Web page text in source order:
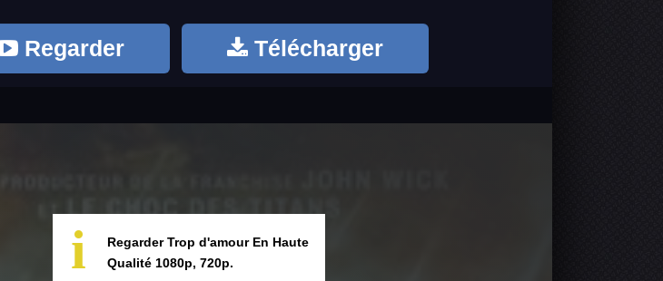
Regarder Télécharger
i
Regarder Trop d'amour En Haute
Qualité 1080p, 720p.